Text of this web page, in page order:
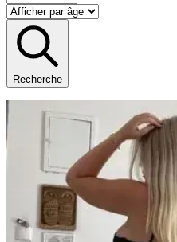
Recherche